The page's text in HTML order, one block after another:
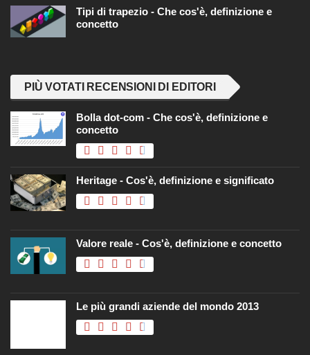
Tipi di trapezio - Che cos'è, definizione e
concetto
PIÙ VOTATI RECENSIONI DI EDITORI
Bolla dot-com - Che cos'è, definizione e
concetto
Heritage - Cos'è, definizione e significato
Valore reale - Cos'è, definizione e concetto
Le più grandi aziende del mondo 2013